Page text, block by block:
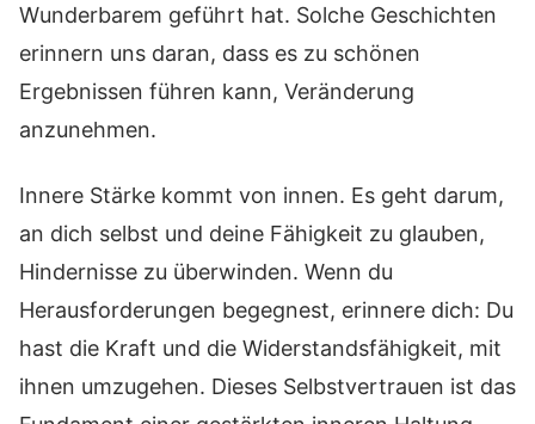
Wunderbarem geführt hat. Solche Geschichten
erinnern uns daran, dass es zu schönen
Ergebnissen führen kann, Veränderung
anzunehmen.
Innere Stärke kommt von innen. Es geht darum,
an dich selbst und deine Fähigkeit zu glauben,
Hindernisse zu überwinden. Wenn du
Herausforderungen begegnest, erinnere dich: Du
hast die Kraft und die Widerstandsfähigkeit, mit
ihnen umzugehen. Dieses Selbstvertrauen ist das